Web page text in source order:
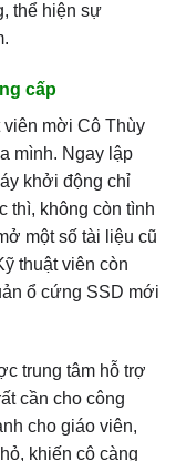
thể hiện sự
cấp
viên mời Cô Thùy
mình. Ngay lập
khởi động chỉ
thì, không còn tình
một số tài liệu cũ
thuật viên còn
ổ cứng SSD mới
trung tâm hỗ trợ
cần cho công
cho giáo viên,
khiến cô càng